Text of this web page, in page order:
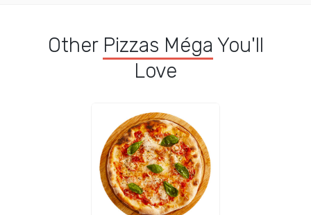
Other Pizzas Méga You'll
Love